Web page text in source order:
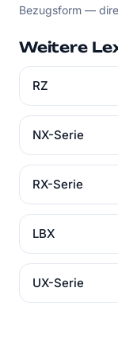
Bezugsform —
Weitere
RZ
NX-Serie
RX-Serie
LBX
UX-Serie